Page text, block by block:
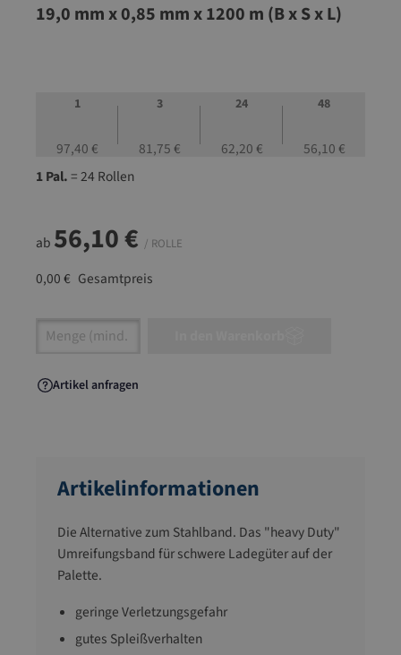
08.PO1909
19,0 mm x 0,85 mm x 1200 m (B x S x L)
1
97,40 €
3
81,75 €
24
62,20 €
48
56,10 €
1 Pal.= 24 Rollen
ab 56,10 € / ROLLE
0,00 € Gesamtpreis
Artikel Anzahl: Gib den gewünschten Wert
Artikel anfragen
Artikelinformationen
Die Alternative zum Stahlband. Das "heavy Duty"
Umreifungsband für schwere Ladegüter auf der
Palette.
geringe Verletzungsgefahr
gutes Spleißverhalten